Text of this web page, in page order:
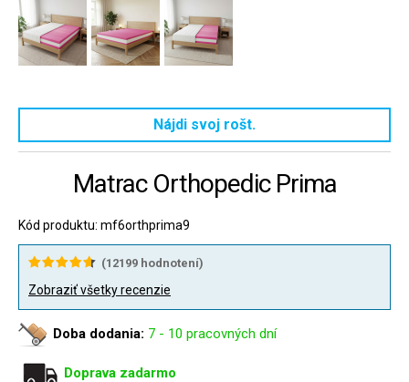
Nájdi svoj rošt.
Matrac Orthopedic Prima
Kód produktu: mf6orthprima9
(12199 hodnotení)
Zobraziť všetky recenzie
Doba dodania: 7 - 10 pracovných dní
Doprava zadarmo